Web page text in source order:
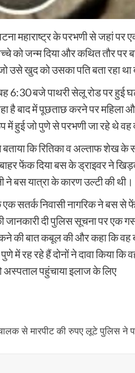
महाराष्ट्र के परभणी से जहां पर
को जन्म दिया और कथित तौर पर
उसे खुद को उसका पति बता रहा
6:30 बजे पाथरी सेलू रोड पर
है बाद में पूछताछ करने पर महिला
हुई जो पुणे से परभणी जा रहे थे वह
कि रितिका व अल्ताफ शेख के
फेंक दिया बस के ड्राइवर ने
ने बस यात्रा के कारण उल्टी की थी।
एक सतर्क निवासी नागरिक ने बस से
जानकारी दी पुलिस सूचना पर एक
की बात कबूल की और कहा कि वह
में रह रहे हैं दोनों ने दावा किया
अस्पताल पहुंचाया इलाज के लिए
से मारपीट की रुपए लूटे पुलिस ने